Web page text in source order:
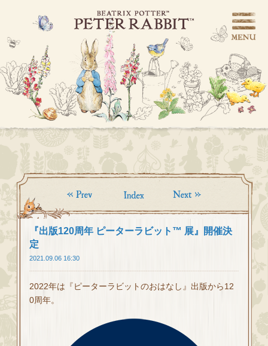
『出版120周年 ピーターラビット™ 展』開催決
定
2021.09.06 16:30
2022年は『ピーターラビットのおはなし』出版から12
0周年。